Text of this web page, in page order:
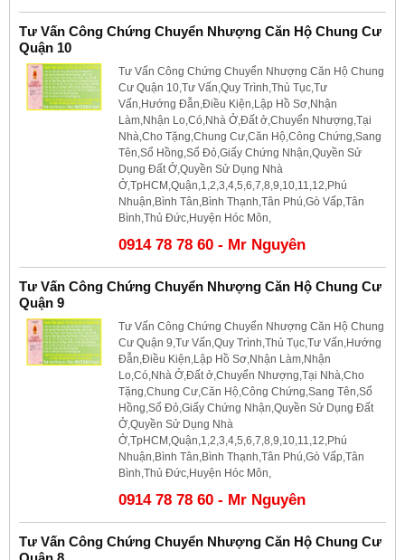
Tư Vấn Công Chứng Chuyển Nhượng Căn Hộ Chung Cư
Quận 10
Tư Vấn Công Chứng Chuyển Nhượng Căn Hộ Chung
Cư Quận 10,Tư Vấn,Quy Trình,Thủ Tục,Tư
Vấn,Hướng Đẫn,Điều Kiện,Lập Hồ Sơ,Nhận
Làm,Nhận Lo,Có,Nhà Ở,Đất ở,Chuyển Nhượng,Tại
Nhà,Cho Tặng,Chung Cư,Căn Hộ,Công Chứng,Sang
Tên,Sổ Hồng,Sổ Đỏ,Giấy Chứng Nhận,Quyền Sử
Dụng Đất Ở,Quyền Sử Dụng Nhà
Ở,TpHCM,Quận,1,2,3,4,5,6,7,8,9,10,11,12,Phú
Nhuận,Bình Tân,Bình Thạnh,Tân Phú,Gò Vấp,Tân
Bình,Thủ Đức,Huyện Hóc Môn,
0914 78 78 60 - Mr Nguyên
Tư Vấn Công Chứng Chuyển Nhượng Căn Hộ Chung Cư
Quận 9
Tư Vấn Công Chứng Chuyển Nhượng Căn Hộ Chung
Cư Quận 9,Tư Vấn,Quy Trình,Thủ Tục,Tư Vấn,Hướng
Đẫn,Điều Kiện,Lập Hồ Sơ,Nhận Làm,Nhận
Lo,Có,Nhà Ở,Đất ở,Chuyển Nhượng,Tại Nhà,Cho
Tặng,Chung Cư,Căn Hộ,Công Chứng,Sang Tên,Sổ
Hồng,Sổ Đỏ,Giấy Chứng Nhận,Quyền Sử Dụng Đất
Ở,Quyền Sử Dụng Nhà
Ở,TpHCM,Quận,1,2,3,4,5,6,7,8,9,10,11,12,Phú
Nhuận,Bình Tân,Bình Thạnh,Tân Phú,Gò Vấp,Tân
Bình,Thủ Đức,Huyện Hóc Môn,
0914 78 78 60 - Mr Nguyên
Tư Vấn Công Chứng Chuyển Nhượng Căn Hộ Chung Cư